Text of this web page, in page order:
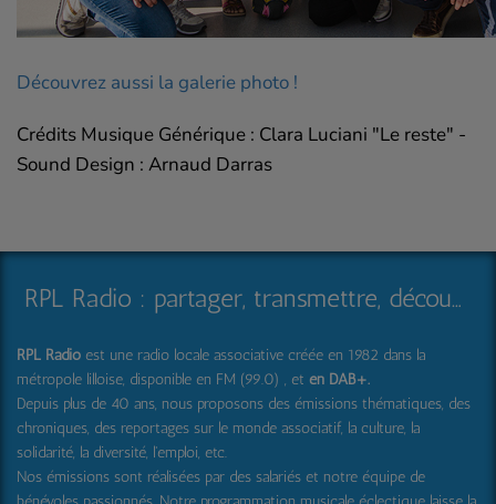
Découvrez aussi la galerie photo !
Crédits Musique Générique : Clara Luciani "Le reste" -
Sound Design : Arnaud Darras
RPL Radio : partager, transmettre, découvrir et surprendre
RPL Radio est une radio locale associative créée en 1982 dans la
métropole lilloise, disponible en FM (99.0) , et en DAB+.
Depuis plus de 40 ans, nous proposons des émissions thématiques, des
chroniques, des reportages sur le monde associatif, la culture, la
solidarité, la diversité, l'emploi, etc.
Nos émissions sont réalisées par des salariés et notre équipe de